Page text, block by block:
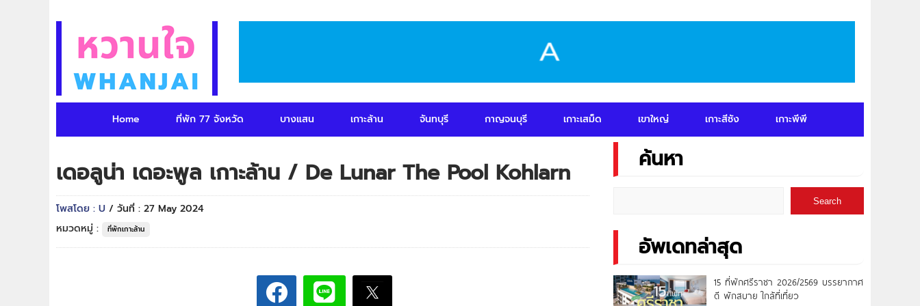
Home ที่พัก 77 จังหวัด บางแสน เกาะล้าน จันทบุรี กาญจนบุรี เกาะเสม็ด เขาใหญ่ เกาะสีชัง เกาะพีพี
เดอลูน่า เดอะพูล เกาะล้าน / De Lunar The Pool Kohlarn
โพสโดย : U / วันที่ : 27 May 2024
หมวดหมู่ :
ที่พักเกาะล้าน
ค้นหา
Search
อัพเดทล่าสุด
15 ที่พักศรีราชา 2026/2569 บรรยากาศ
ดี พักสบาย ใกล้ที่เที่ยว